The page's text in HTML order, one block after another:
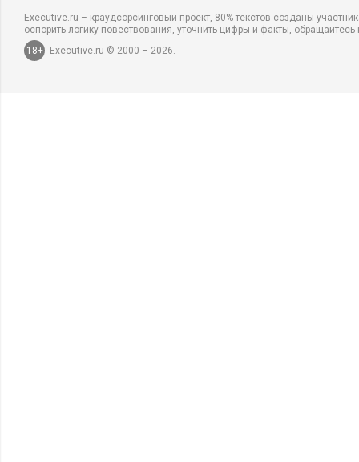
Executive.ru – краудсорсинговый проект, 80% текстов созданы
оспорить логику повествования, уточнить цифры и факты,
18+
Executive.ru © 2000 – 2026.